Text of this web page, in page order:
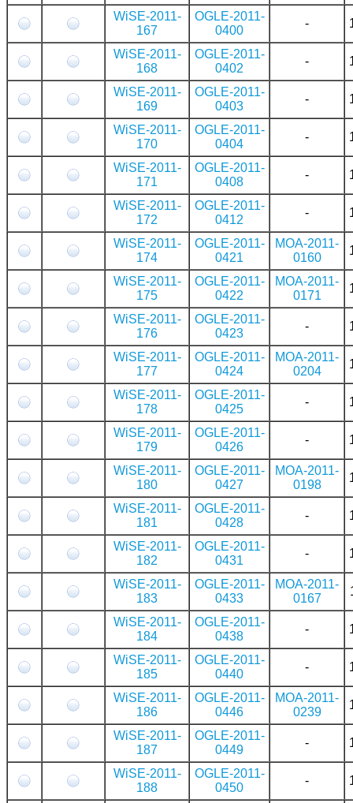
WiSE-2011-
167
OGLE-2011-
0400
-
WiSE-2011-
168
OGLE-2011-
0402
-
WiSE-2011-
169
OGLE-2011-
0403
-
WiSE-2011-
170
OGLE-2011-
0404
-
WiSE-2011-
171
OGLE-2011-
0408
-
WiSE-2011-
172
OGLE-2011-
0412
-
WiSE-2011-
174
OGLE-2011-
0421
MOA-2011-
0160
WiSE-2011-
175
OGLE-2011-
0422
MOA-2011-
0171
WiSE-2011-
176
OGLE-2011-
0423
-
WiSE-2011-
177
OGLE-2011-
0424
MOA-2011-
0204
WiSE-2011-
178
OGLE-2011-
0425
-
WiSE-2011-
179
OGLE-2011-
0426
-
WiSE-2011-
180
OGLE-2011-
0427
MOA-2011-
0198
WiSE-2011-
181
OGLE-2011-
0428
-
WiSE-2011-
182
OGLE-2011-
0431
-
WiSE-2011-
183
OGLE-2011-
0433
MOA-2011-
0167
WiSE-2011-
184
OGLE-2011-
0438
-
WiSE-2011-
185
OGLE-2011-
0440
-
WiSE-2011-
186
OGLE-2011-
0446
MOA-2011-
0239
WiSE-2011-
187
OGLE-2011-
0449
-
WiSE-2011-
188
OGLE-2011-
0450
-